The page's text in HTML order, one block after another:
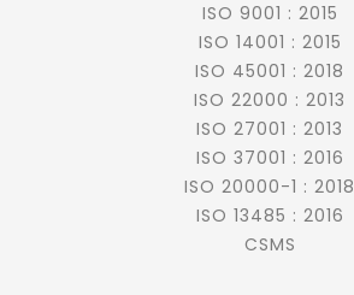
ISO 9001 : 2015
ISO 14001 : 2015
ISO 45001 : 2018
ISO 22000 : 2013
ISO 27001 : 2013
ISO 37001 : 2016
ISO 20000-1 : 2018
ISO 13485 : 2016
CSMS